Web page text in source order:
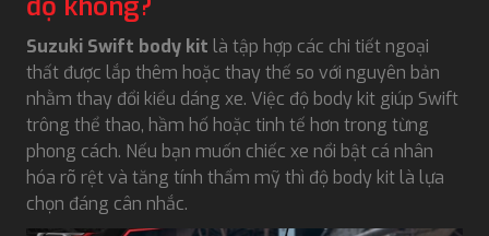
Suzuki Swift body kit là tập hợp các chi tiết ngoại
thất được lắp thêm hoặc thay thế so với nguyên bản
nhằm thay đổi kiểu dáng xe. Việc độ body kit giúp Swift
trông thể thao, hầm hố hoặc tinh tế hơn trong từng
phong cách. Nếu bạn muốn chiếc xe nổi bật cá nhân
hóa rõ rệt và tăng tính thẩm mỹ thì độ body kit là lựa
chọn đáng cân nhắc.